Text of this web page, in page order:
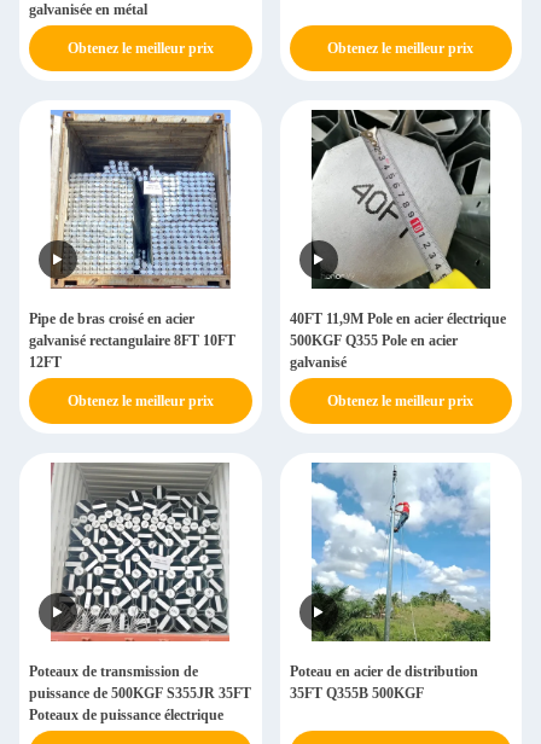
galvanisée en métal
Obtenez le meilleur prix Obtenez le meilleur prix
Pipe de bras croisé en acier
galvanisé rectangulaire 8FT 10FT
12FT
Obtenez le meilleur prix
40FT 11,9M Pole en acier électrique
500KGF Q355 Pole en acier
galvanisé
Obtenez le meilleur prix
Poteaux de transmission de
puissance de 500KGF S355JR 35FT
Poteaux de puissance électrique
Poteau en acier de distribution
35FT Q355B 500KGF